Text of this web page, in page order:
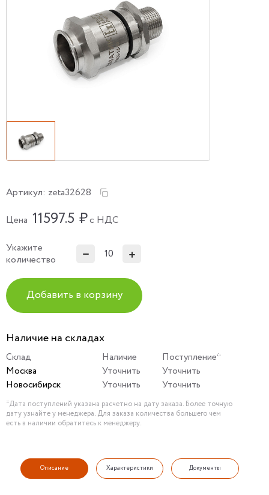
Артикул: zeta32628
Цена 11597.5 ₽с НДС
Укажите
количество
Добавить в корзину
Наличие на складах
Склад Наличие
Поступление*
Москва
Уточнить
Уточнить
Новосибирск
Уточнить Уточнить
*Дата поступлений указана расчетно на дату заказа. Более точную
дату узнайте у менеджера. Для заказа количества большего чем
есть в наличии обратитесь к менеджеру.
Описание Характеристики Документы